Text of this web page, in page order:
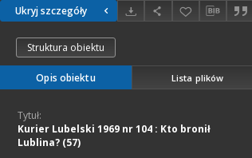
Ukryj szczegóły
Struktura obiektu
Opis obiektu Lista plików
Tytuł:
Kurier Lubelski 1969 nr 104 : Kto bronił
Lublina? (57)